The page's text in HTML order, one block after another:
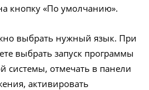
кнопку «По умолчанию».
выбрать нужный язык. При
выбрать запуск программы
системы, отмечать в панели
активировать